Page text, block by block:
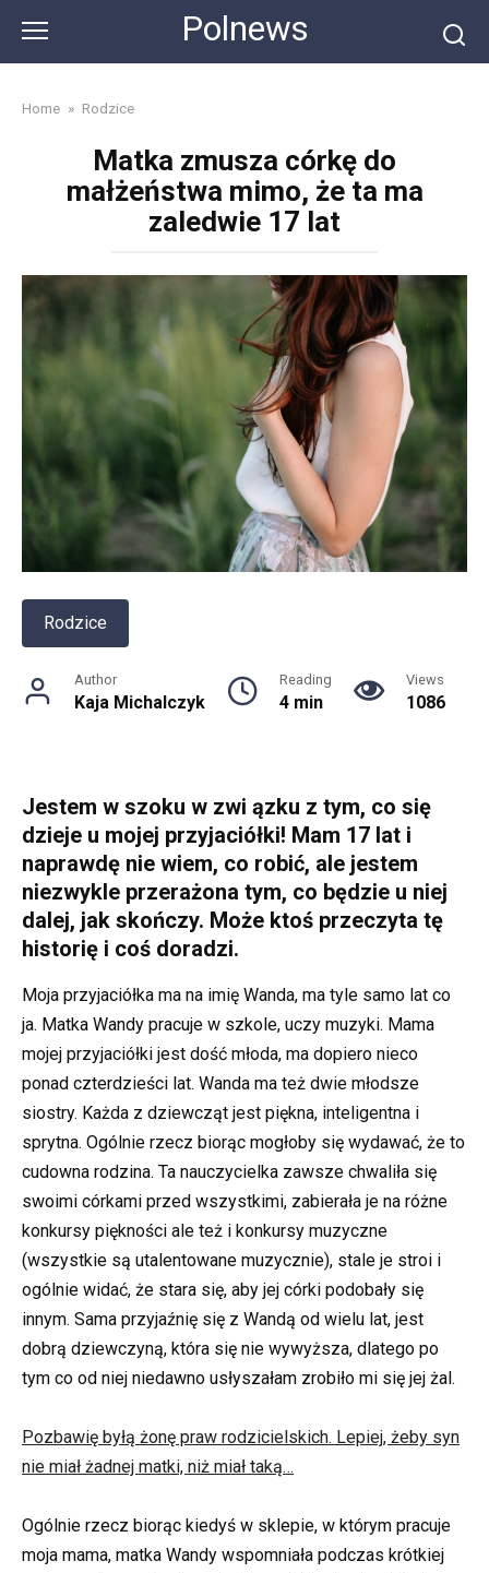
content
Polnews
Home » Rodzice
Matka zmusza córkę do
małżeństwa mimo, że ta ma
zaledwie 17 lat
Rodzice
Author
Kaja Michalczyk
Reading
4 min
Views
1086
Jestem w szoku w zwi ązku z tym, co się
dzieje u mojej przyjaciółki! Mam 17 lat i
naprawdę nie wiem, co robić, ale jestem
niezwykle przerażona tym, co będzie u niej
dalej, jak skończy. Może ktoś przeczyta tę
historię i coś doradzi.
Moja przyjaciółka ma na imię Wanda, ma tyle samo lat co
ja. Matka Wandy pracuje w szkole, uczy muzyki. Mama
mojej przyjaciółki jest dość młoda, ma dopiero nieco
ponad czterdzieści lat. Wanda ma też dwie młodsze
siostry. Każda z dziewcząt jest piękna, inteligentna i
sprytna. Ogólnie rzecz biorąc mogłoby się wydawać, że to
cudowna rodzina. Ta nauczycielka zawsze chwaliła się
swoimi córkami przed wszystkimi, zabierała je na różne
konkursy piękności ale też i konkursy muzyczne
(wszystkie są utalentowane muzycznie), stale je stroi i
ogólnie widać, że stara się, aby jej córki podobały się
innym. Sama przyjaźnię się z Wandą od wielu lat, jest
dobrą dziewczyną, która się nie wywyższa, dlatego po
tym co od niej niedawno usłyszałam zrobiło mi się jej żal.
Pozbawię byłą żonę praw rodzicielskich. Lepiej, żeby syn
nie miał żadnej matki, niż miał taką…
Ogólnie rzecz biorąc kiedyś w sklepie, w którym pracuje
moja mama, matka Wandy wspomniała podczas krótkiej